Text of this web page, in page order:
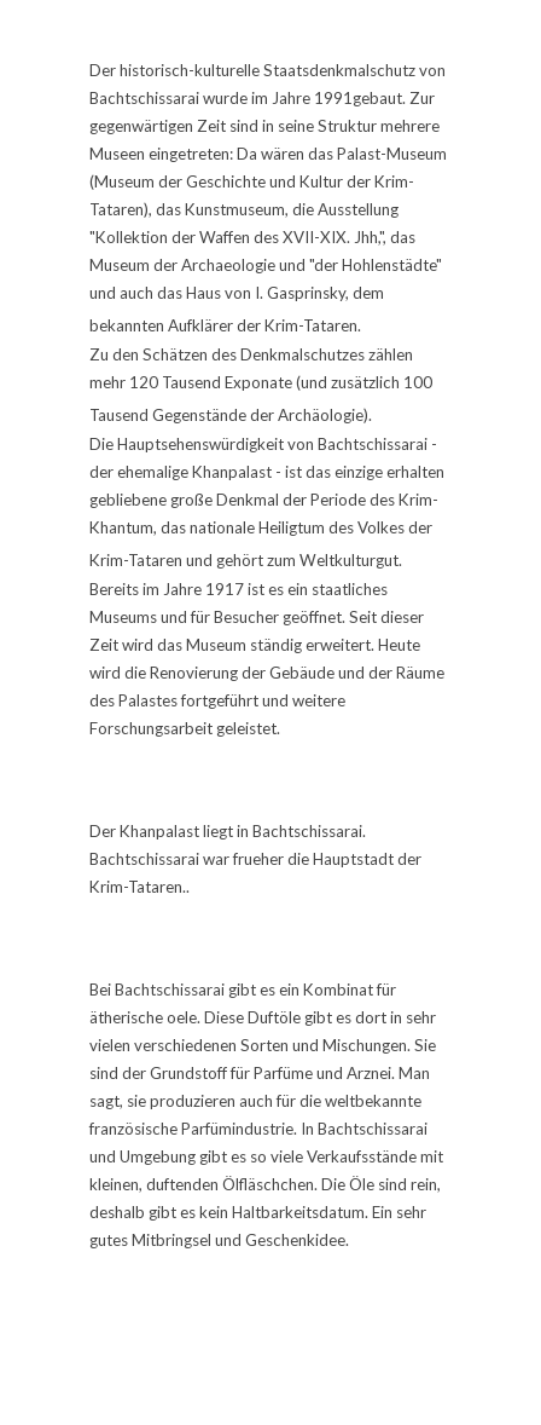
Der historisch-kulturelle Staatsdenkmalschutz von
Bachtschissarai wurde im Jahre 1991gebaut. Zur
gegenwärtigen Zeit sind in seine Struktur mehrere
Museen eingetreten: Da wären das Palast-Museum
(Museum der Geschichte und Kultur der Krim-
Tataren), das Kunstmuseum, die Ausstellung
"Kollektion der Waffen des XVII-XIX. Jhh,", das
Museum der Archaeologie und "der Hohlenstädte"
und auch das Haus von I. Gasprinsky, dem
bekannten Aufklärer der Krim-Tataren.
Zu den Schätzen des Denkmalschutzes zählen
mehr 120 Tausend Exponate (und zusätzlich 100
Tausend Gegenstände der Archäologie).
Die Hauptsehenswürdigkeit von Bachtschissarai -
der ehemalige Khanpalast - ist das einzige erhalten
gebliebene große Denkmal der Periode des Krim-
Khantum, das nationale Heiligtum des Volkes der
Krim-Tataren und gehört zum Weltkulturgut.
Bereits im Jahre 1917 ist es ein staatliches
Museums und für Besucher geöffnet. Seit dieser
Zeit wird das Museum ständig erweitert. Heute
wird die Renovierung der Gebäude und der Räume
des Palastes fortgeführt und weitere
Forschungsarbeit geleistet.
Der Khanpalast liegt in Bachtschissarai.
Bachtschissarai war frueher die Hauptstadt der
Krim-Tataren..
Bei Bachtschissarai gibt es ein Kombinat für
ätherische oele. Diese Duftöle gibt es dort in sehr
vielen verschiedenen Sorten und Mischungen. Sie
sind der Grundstoff für Parfüme und Arznei. Man
sagt, sie produzieren auch für die weltbekannte
französische Parfümindustrie. In Bachtschissarai
und Umgebung gibt es so viele Verkaufsstände mit
kleinen, duftenden Ölfläschchen. Die Öle sind rein,
deshalb gibt es kein Haltbarkeitsdatum. Ein sehr
gutes Mitbringsel und Geschenkidee.